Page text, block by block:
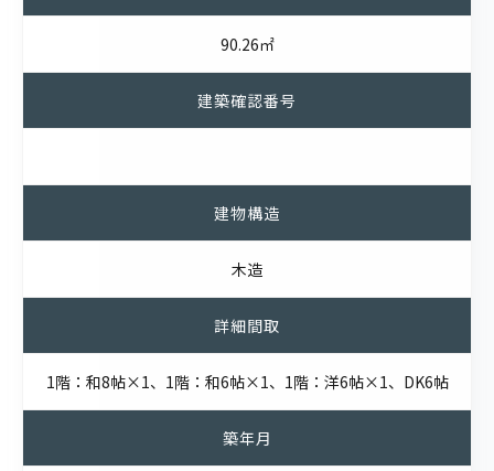
90.26㎡
建築確認番号
建物構造
木造
詳細間取
1階：和8帖×1、1階：和6帖×1、1階：洋6帖×1、DK6帖
築年月